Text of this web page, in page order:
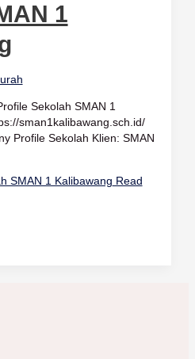
1
Sekolah SMAN 1
sman1kalibawang.sch.id/
Profile Sekolah Klien: SMAN
SMAN 1 Kalibawang Read